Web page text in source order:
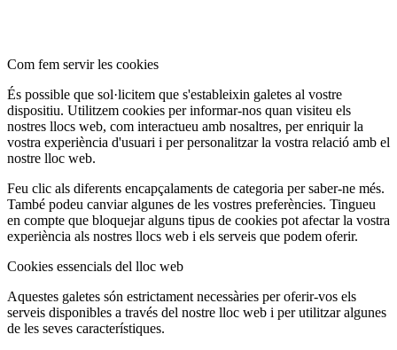
Com fem servir les cookies
És possible que sol·licitem que s'estableixin galetes al vostre
dispositiu. Utilitzem cookies per informar-nos quan visiteu els
nostres llocs web, com interactueu amb nosaltres, per enriquir la
vostra experiència d'usuari i per personalitzar la vostra relació amb el
nostre lloc web.
Feu clic als diferents encapçalaments de categoria per saber-ne més.
També podeu canviar algunes de les vostres preferències. Tingueu
en compte que bloquejar alguns tipus de cookies pot afectar la vostra
experiència als nostres llocs web i els serveis que podem oferir.
Cookies essencials del lloc web
Aquestes galetes són estrictament necessàries per oferir-vos els
serveis disponibles a través del nostre lloc web i per utilitzar algunes
de les seves característiques.